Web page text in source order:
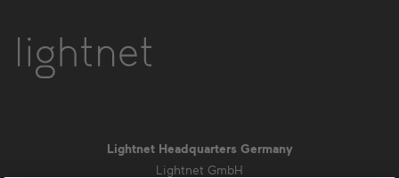
Lightnet Headquarters Germany
Lightnet GmbH